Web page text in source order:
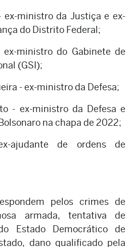
ex-ministro da Justiça e ex-
do Distrito Federal;
ex-ministro do Gabinete de
(GSI);
- ex-ministro da Defesa;
- ex-ministro da Defesa e
na chapa de 2022;
ajudante de ordens de
pelos crimes de
armada, tentativa de
Estado Democrático de
dano qualificado pela